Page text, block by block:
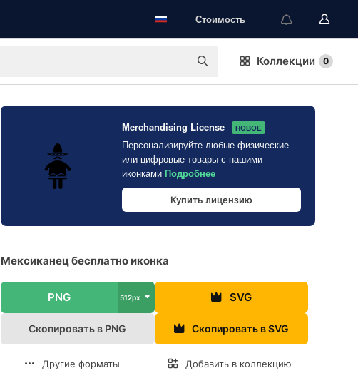
Стоимость
Коллекции 0
Merchandising License НОВОЕ
Персонализируйте любые физические
или цифровые товары с нашими
иконками Подробнее
Купить лицензию
Мексиканец бесплатно иконка
PNG 512px SVG
Скопировать в PNG Скопировать в SVG
Другие форматы Добавить в коллекцию